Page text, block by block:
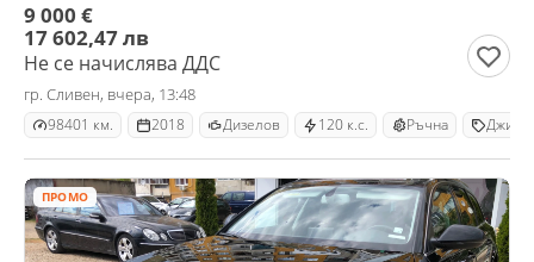
9 000 €
17 602,47 лв
Не се начислява ДДС
гр. Сливен, вчера, 13:48
98401 км. 2018 Дизелов 120 к.с. Ръчна Джип
ПРОМО